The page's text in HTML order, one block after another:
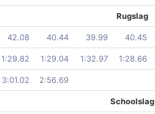
Rugslag
42.08 40.44 39.99 40.45
1:29.82 1:29.04 1:32.97 1:28.66
3:01.02 2:56.69
Schoolslag